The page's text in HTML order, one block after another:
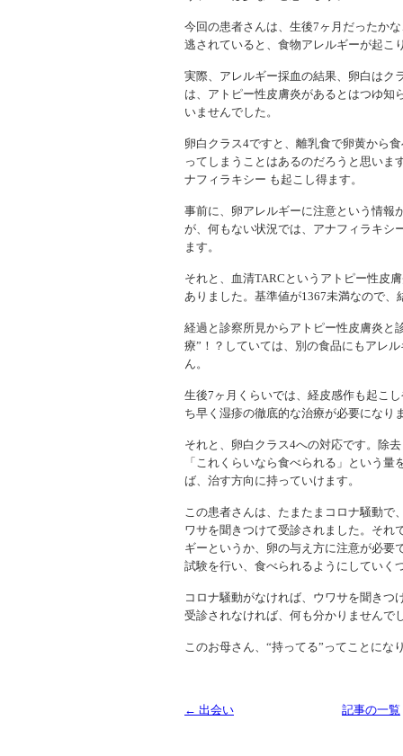
今回の患者さんは、生後7ヶ月だったか
逃されていると、食物アレルギーが起こ
実際、アレルギー採血の結果、卵白はク
は、アトピー性皮膚炎があるとはつゆ知
いませんでした。
卵白クラス4ですと、離乳食で卵黄から
ってしまうことはあるのだろうと思いま
ナフィラキシー も起こし得ます。
事前に、卵アレルギーに注意という情報
が、何もない状況では、アナフィラキシ
ます。
それと、血清TARCというアトピー性皮
ありました。基準値が1367未満なので、
経過と診察所見からアトピー性皮膚炎と
療”！？していては、別の食品にもアレ
ん。
生後7ヶ月くらいでは、経皮感作も起こ
ち早く湿疹の徹底的な治療が必要になり
それと、卵白クラス4への対応です。除
「これくらいなら食べられる」という
ば、治す方向に持っていけます。
この患者さんは、たまたまコロナ騒動で
ワサを聞きつけて受診されました。それ
ギーというか、卵の与え方に注意が必要
試験を行い、食べられるようにしていく
コロナ騒動がなければ、ウワサを聞きつ
受診されなければ、何も分かりませんで
このお母さん、“持ってる”ってことにな
← 出会い 記事の一覧